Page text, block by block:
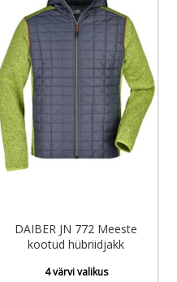
DAIBER JN 772 Meeste
kootud hübriidjakk
4 värvi valikus